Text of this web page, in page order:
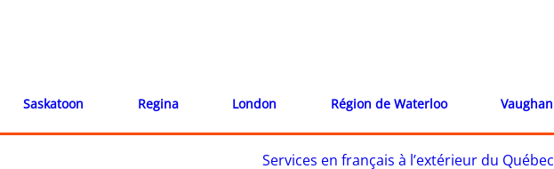
Saskatoon Regina London Région de Waterloo Vaughan
Services en français à l’extérieur du Québec